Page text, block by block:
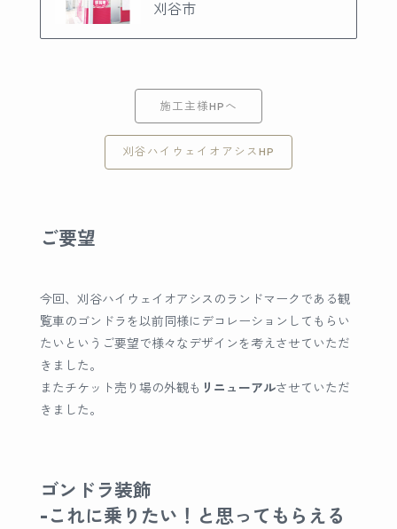
刈谷市
施工主様HPへ
刈谷ハイウェイオアシスHP
ご要望
今回、刈谷ハイウェイオアシスのランドマークである観
覧車のゴンドラを以前同様にデコレーションしてもらい
たいというご要望で様々なデザインを考えさせていただ
きました。
またチケット売り場の外観も リニューアルさせていただ
きました。
ゴンドラ装飾
-これに乗りたい！と思ってもらえる